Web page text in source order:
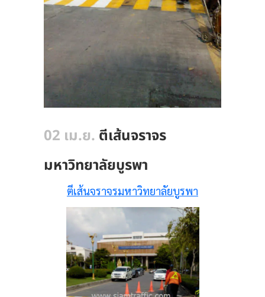
02 เม.ย. ตีเส้นจราจร
มหาวิทยาลัยบูรพา
ตีเส้นจราจรมหาวิทยาลัยบูรพา